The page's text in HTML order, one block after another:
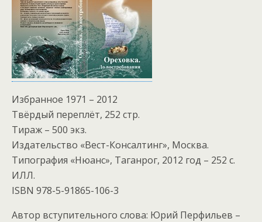
Избранное 1971 – 2012
Твёрдый переплёт, 252 стр.
Тираж – 500 экз.
Издательство «Вест-Консалтинг», Москва.
Типография «Нюанс», Таганрог, 2012 год – 252 с.
ИЛЛ.
ISBN 978-5-91865-106-3
Автор вступительного слова: Юрий Перфильев –